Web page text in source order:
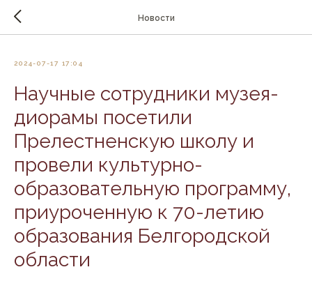
Новости
2024-07-17 17:04
Научные сотрудники музея-
диорамы посетили
Прелестненскую школу и
провели культурно-
образовательную программу,
приуроченную к 70-летию
образования Белгородской
области